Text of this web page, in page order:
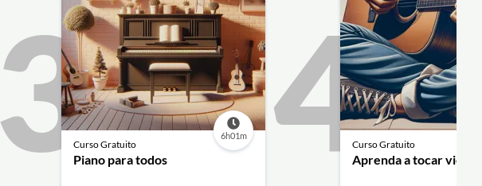
3Curso Gratuito
Piano para todos
6h01m 4Curso Gratuito
Aprenda a tocar violão